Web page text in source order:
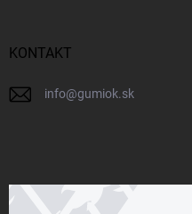
KONTAKT
info@gumiok.sk